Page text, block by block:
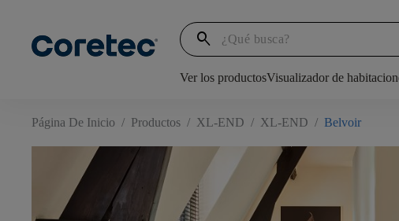
search
Ver los productosVisualizador de
Página De Inicio / Productos / XL-END / XL-END / Belvoir